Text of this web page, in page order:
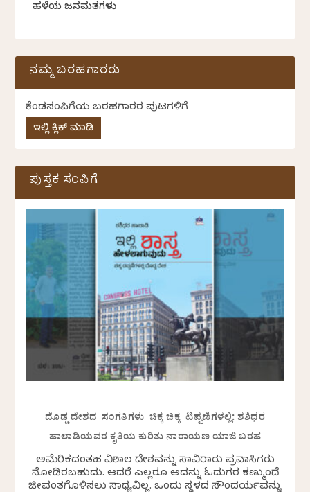
ಹಳೆಯ ಜನಮತಗಳು
ನಮ್ಮ ಬರಹಗಾರರು
ಕೆಂಡಸಂಪಿಗೆಯ ಬರಹಗಾರರ ಪುಟಗಳಿಗೆ
ಇಲ್ಲಿ ಕ್ಲಿಕ್ ಮಾಡಿ
ಪುಸ್ತಕ ಸಂಪಿಗೆ
ದೊಡ್ಡ ದೇಶದ ಸಂಗತಿಗಳು ಚಿಕ್ಕ ಚಿಕ್ಕ ಟಿಪ್ಪಣಿಗಳಲ್ಲಿ: ಶಶಿಧರ
ಹಾಲಾಡಿಯವರ ಕೃತಿಯ ಕುರಿತು ನಾರಾಯಣ ಯಾಜಿ ಬರಹ
ಅಮೆರಿಕದಂತಹ ವಿಶಾಲ ದೇಶವನ್ನು ಸಾವಿರಾರು ಪ್ರವಾಸಿಗರು
ನೋಡಿರಬಹುದು. ಆದರೆ ಎಲ್ಲರೂ ಅದನ್ನು ಓದುಗರ ಕಣ್ಮುಂದೆ
ಜೀವಂತಗೊಳಿಸಲು ಸಾಧ್ಯವಿಲ್ಲ. ಒಂದು ಸ್ಥಳದ ಸೌಂದರ್ಯವನ್ನು